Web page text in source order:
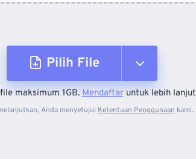
Pilih File
Dari Perangkat
maksimum 1GB.Mendaftaruntuk lebih lanjut
Anda menyetujui Ketentuan Penggunaan kami.